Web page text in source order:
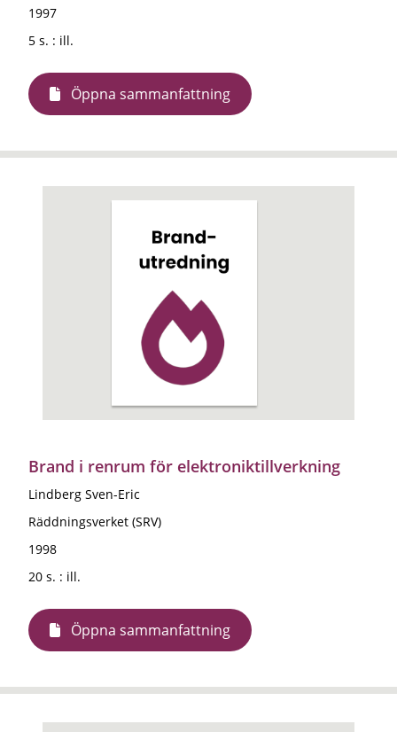
1997
5 s. : ill.
Öppna sammanfattning
Brand i renrum för elektroniktillverkning
Lindberg Sven-Eric
Räddningsverket (SRV)
1998
20 s. : ill.
Öppna sammanfattning